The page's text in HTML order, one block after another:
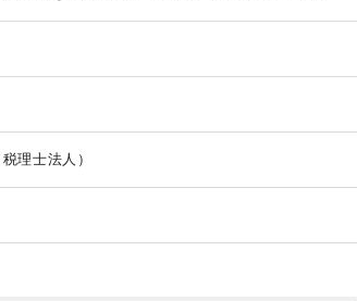
務も可能です。まずはご希望の働き方をご相談
理士法人）